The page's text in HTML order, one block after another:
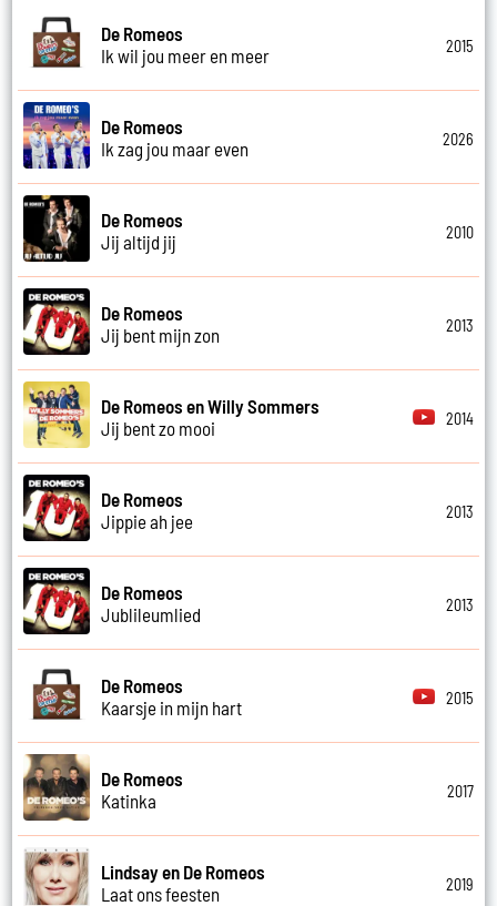
De Romeos
Ik wil jou meer en meer
2015
De Romeos
Ik zag jou maar even
2026
De Romeos
Jij altijd jij
2010
De Romeos
Jij bent mijn zon
2013
De Romeos en Willy Sommers
Jij bent zo mooi
2014
De Romeos
Jippie ah jee
2013
De Romeos
Jublileumlied
2013
De Romeos
Kaarsje in mijn hart
2015
De Romeos
Katinka
2017
Lindsay en De Romeos
Laat ons feesten
2019